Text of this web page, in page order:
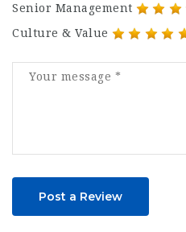
Senior Management
Culture & Value
Post a Review